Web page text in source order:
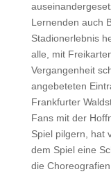
Lernenden auch
Stadionerlebnis
alle, mit
Vergangenheit
angebeteten
Frankfurter
Fans mit der
Spiel pilgern, hat
dem Spiel eine
die